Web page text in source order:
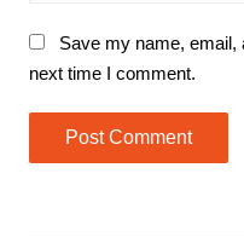
Save my name, email,
next time I comment.